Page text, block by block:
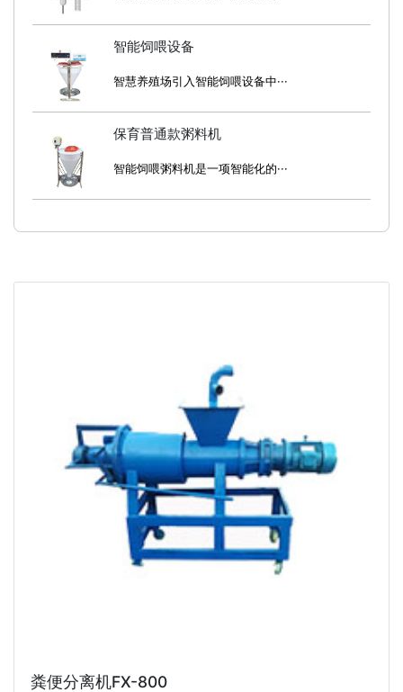
智能饲喂设备
智慧养殖场引入智能饲喂设备中···
保育普通款粥料机
智能饲喂粥料机是一项智能化的···
粪便分离机FX-800